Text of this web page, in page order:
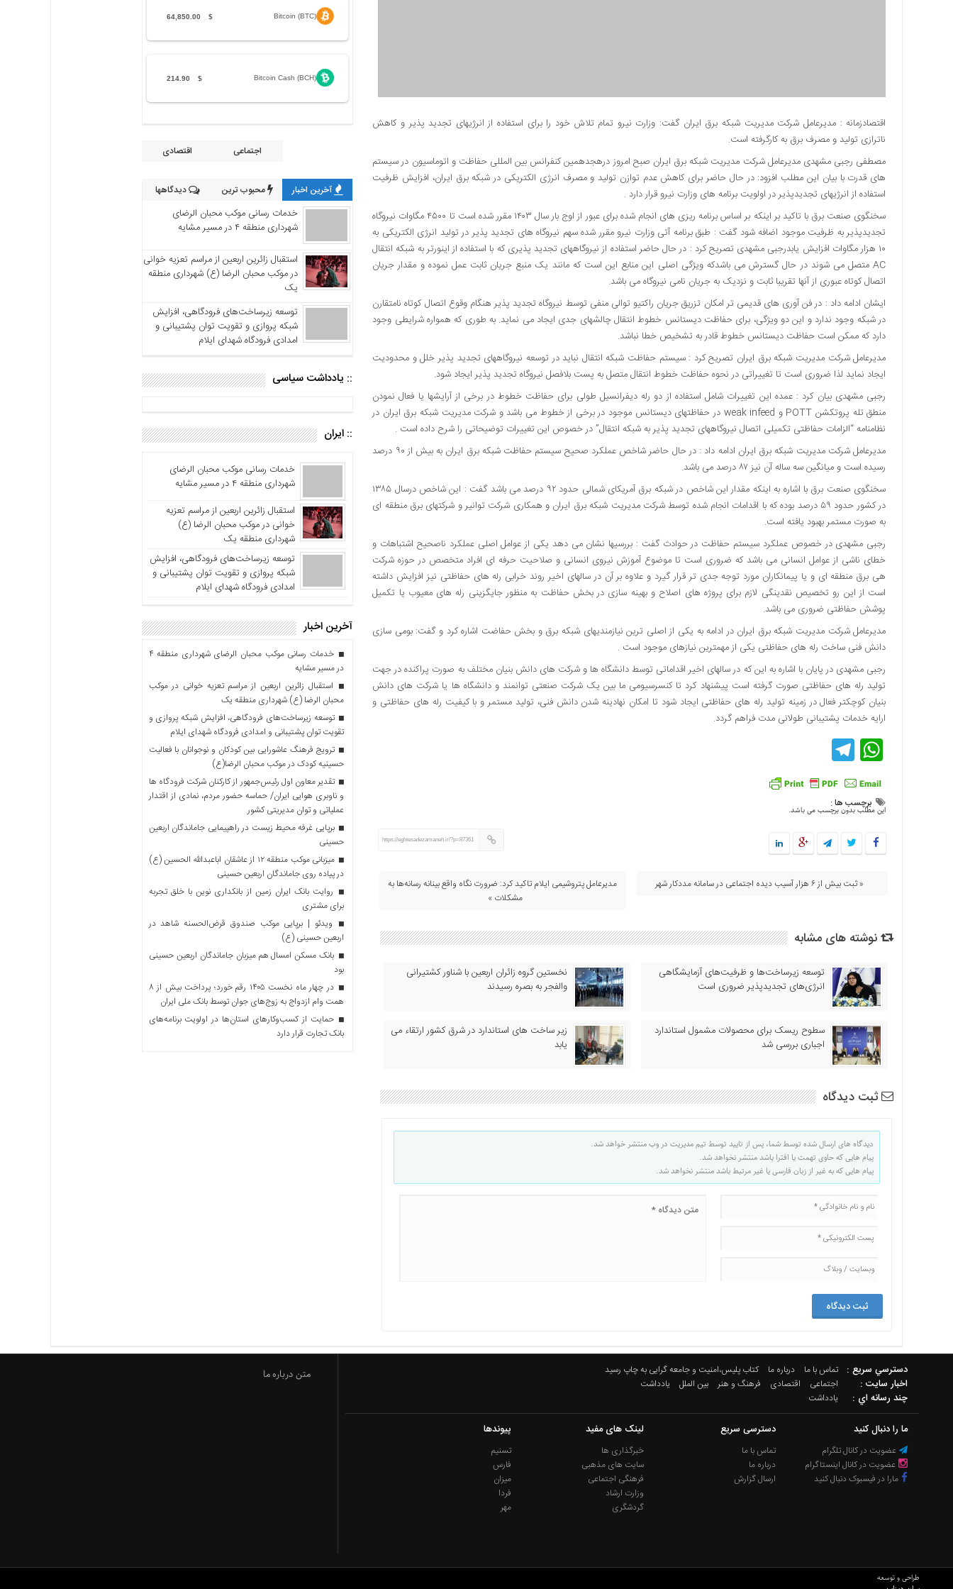
اقتصادزمانه : مدیرعامل شرکت مدیریت شبکه برق ایران گفت: وزارت نیرو تمام تلاش خود را برای استفاده از انرژیهای تجدید پذیر و کاهش
ناترازی تولید و مصرف برق به کارگرفته است.
مصطفی رجبی مشهدی مدیرعامل شرکت مدیریت شبکه برق ایران صبح امروز درهجدهمین کنفرانس بین المللی حفاظت و اتوماسیون در سیستم
های قدرت با بیان این مطلب افزود: در حال حاضر برای کاهش عدم توازن تولید و مصرف انرژی الکتریکی در شبکه برق ایران، افزایش ظرفیت
استفاده از انرژیهای تجدیدپذیر در اولویت برنامه های وزارت نیرو قرار دارد .
سخنگوی صنعت برق با تاکید بر اینکه بر اساس برنامه ریزی های انجام شده برای عبور از اوج بار سال ۱۴۰۳ مقرر شده است تا ۴۵۰۰ مگاوات نیروگاه
تجدیدپذیر به ظرفیت موجود اضافه شود گفت : طبق برنامه آتی وزارت نیرو مقرر شده سهم نیروگاه های تجدید پذیر در تولید انرژی الکتریکی به
۱۰ هزار مگاوات افزایش یابدرجبی مشهدی تصریح کرد : در حال حاضر استفاده از نیروگاههای تجدید پذیری که با استفاده از اینورتر به شبکه انتقال
AC متصل می شوند در حال گسترش می باشدکه ویژگی اصلی این منابع این است که مانند یک منبع جریان ثابت عمل نموده و مقدار جریان
اتصال کوتاه عبوری از آنها تقریبا ثابت و نزدیک به جریان نامی نیروگاه می باشد.
ایشان ادامه داد : در فن آوری های قدیمی تر امکان تزریق جریان راکتیو توالی منفی توسط نیروگاه تجدید پذیر هنگام وقوع اتصال کوتاه نامتقارن
در شبکه وجود ندارد و این دو ویژگی، برای حفاظت دیستانس خطوط انتقال چالشهای جدی ایجاد می نماید. به طوری که همواره شرایطی وجود
دارد که ممکن است حفاظت دیستانس خطوط قادر به تشخیص خطا نباشد.
مدیرعامل شرکت مدیریت شبکه برق ایران تصریح کرد : سیستم حفاظت شبکه انتقال نباید در توسعه نیروگاههای تجدید پذیر خلل و محدودیت
ایجاد نماید لذا ضروری است تا تغییراتی در نحوه حفاظت خطوط انتقال متصل به پست بلافصل نیروگاه تجدید پذیر ایجاد شود.
رجبی مشهدی بیان کرد : عمده این تغییرات شامل استفاده از دو رله دیفرانسیل طولی برای حفاظت خطوط در برخی از آرایشها یا فعال نمودن
منطق تله پروتکشن POTT و weak infeed در حفاظتهای دیستانس موجود در برخی از خطوط می باشد و شرکت مدیریت شبکه برق ایران در
نظامنامه “الزامات حفاظتی تکمیلی اتصال نیروگاههای تجدید پذیر به شبکه انتقال” در خصوص این تغییرات توضیحاتی را شرح داده است .
مدیرعامل شرکت مدیریت شبکه برق ایران ادامه داد : در حال حاضر شاخص عملکرد صحیح سیستم حفاظت شبکه برق ایران به بیش از ۹۰ درصد
رسیده است و میانگین سه ساله آن نیز ۸۷ درصد می باشد.
سخنگوی صنعت برق با اشاره به اینکه مقدار این شاخص در شبکه برق آمریکای شمالی حدود ۹۲ درصد می باشد گفت : این شاخص درسال ۱۳۸۵
در کشور حدود ۵۹ درصد بوده که با اقدامات انجام شده توسط شرکت مدیریت شبکه برق ایران و همکاری شرکت توانیر و شرکتهای برق منطقه ای
به صورت مستمر بهبود یافته است.
رجبی مشهدی در خصوص عملکرد سیستم حفاظت در حوادث گفت : بررسیها نشان می دهد یکی از عوامل اصلی عملکرد ناصحیح اشتباهات و
خطای ناشی از عوامل انسانی می باشد که ضروری است تا موضوع آموزش نیروی انسانی و صلاحیت حرفه ای افراد متخصص در حوزه شرکت
هی برق منطقه ای و یا پیمانکاران مورد توجه جدی تر قرار گیرد و علاوه بر آن در سالهای اخیر روند خرابی رله های حفاظتی نیز افزایش داشته
است از این رو تخصیص نقدینگی لازم برای پروژه های اصلاح و بهینه سازی در بخش حفاظت به منظور جایگزینی رله های معیوب یا تکمیل
پوشش حفاظتی ضروری می باشد.
مدیرعامل شرکت مدیریت شبکه برق ایران در ادامه به یکی از اصلی ترین نیازمندیهای شبکه برق و بخش حفاضت اشاره کرد و گفت: بومی سازی
دانش فنی ساخت رله های حفاظتی یکی از مهمترین نیازهای موجود است .
رجبی مشهدی در پایان با اشاره به این که در سالهای اخیر اقداماتی توسط دانشگاه ها و شرکت های دانش بنیان مختلف به صورت پراکنده در جهت
تولید رله های حفاظتی صورت گرفته است پیشنهاد کرد تا کنسرسیومی ما بین یک شرکت صنعتی توانمند و دانشگاه ها یا شرکت های دانش
بنیان کوچکتر فعال در زمینه تولید رله های حفاظتی ایجاد شود تا امکان نهادینه شدن دانش فنی، تولید مستمر و با کیفیت رله های حفاظتی و
ارایه خدمات پشتیبانی طولانی مدت فراهم گردد.
WhatsApp
Telegram
برچسب ها :
این مطلب بدون برچسب می باشد.
https://eghtesadezamaneh.ir/?p=87361
« ثبت بیش از ۶ هزار آسیب دیده اجتماعی در سامانه مددکار شهر
مدیرعامل پتروشیمی ایلام تاکید کرد: ضرورت نگاه واقع بینانه رسانه‌ها به
مشکلات »
نوشته های مشابه
توسعه زیرساخت‌ها و ظرفیت‌های آزمایشگاهی
انرژی‌های تجدیدپذیر ضروری است
نخستین گروه زائران اربعین با شناور کشتیرانی
والفجر به بصره رسیدند
سطوح ریسک برای محصولات مشمول استاندارد
اجباری بررسی شد
زیر ساخت های استاندارد در شرق کشور ارتقاء می
یابد
ثبت دیدگاه
دیدگاه های ارسال شده توسط شما، پس از تایید توسط تیم مدیریت در وب منتشر خواهد شد.
پیام هایی که حاوی تهمت یا افترا باشد منتشر نخواهد شد.
پیام هایی که به غیر از زبان فارسی یا غیر مرتبط باشد منتشر نخواهد شد.
Bitcoin (BTC)
$
64,850.00
Bitcoin Cash (BCH)
$
214.90
اجتماعی اقتصادی
آخرین اخبار محبوب ترین دیدگاهها
خدمات رسانی موکب محبان الرضای
شهرداری منطقه ۴ در مسیر مشایه
استقبال زائرین اربعین از مراسم تعزیه خوانی
در موکب محبان الرضا (ع) شهرداری منطقه
یک
توسعه زیرساخت‌های فرودگاهی، افزایش
شبکه پروازی و تقویت توان پشتیبانی و
امدادی فرودگاه شهدای ایلام
:: یادداشت سیاسی
:: ایران
خدمات رسانی موکب محبان الرضای
شهرداری منطقه ۴ در مسیر مشایه
استقبال زائرین اربعین از مراسم تعزیه
خوانی در موکب محبان الرضا (ع)
شهرداری منطقه یک
توسعه زیرساخت‌های فرودگاهی، افزایش
شبکه پروازی و تقویت توان پشتیبانی و
امدادی فرودگاه شهدای ایلام
آخرین اخبار
خدمات رسانی موکب محبان الرضای شهرداری منطقه ۴
در مسیر مشایه
استقبال زائرین اربعین از مراسم تعزیه خوانی در موکب
محبان الرضا (ع) شهرداری منطقه یک
توسعه زیرساخت‌های فرودگاهی، افزایش شبکه پروازی و
تقویت توان پشتیبانی و امدادی فرودگاه شهدای ایلام
ترویج فرهنگ عاشورایی بین کودکان و نوجوانان با فعالیت
حسینیه کودک در موکب محبان الرضا(ع)
تقدیر معاون اول رئیس‌جمهور از کارکنان شرکت فرودگاه ها
و ناوبری هوایی ایران/ حماسه حضور مردم، نمادی از اقتدار
عملیاتی و توان مدیریتی کشور
برپایی غرفه محیط زیست در راهپیمایی جاماندگان اربعین
حسینی
میزبانی موکب منطقه ۱۲ از عاشقان اباعبدالله الحسین (ع)
در پیاده روی جاماندگان اربعین حسینی
روایت بانک ایران زمین از بانکداری نوین با خلق تجربه
برای مشتری
ویدئو | برپایی موکب صندوق قرض‌الحسنه شاهد در
اربعین حسینی (ع)
بانک مسکن امسال هم میزبان جاماندگان اربعین حسینی
بود
در چهار ماه نخست ۱۴۰۵ رقم خورد؛ پرداخت بیش از ۸
همت وام ازدواج به زوج‌های جوان توسط بانک ملی ایران
حمایت از کسب‌وکارهای استان‌ها در اولویت برنامه‌های
بانک تجارت قرار دارد
دسترسي سريع : تماس با ما درباره ما کتاب پلیس،امنیت و جامعه گرایی به چاپ رسید
اخبار سایت : اجتماعی اقتصادی فرهنگ و هنر بین الملل یادداشت
چند رسانه اي : یادداشت
ما را دنبال کنید
عضویت در کانال تلگرام
عضویت در کانال اینستاگرام
مارا در فیسبوک دنبال کنید
دسترسی سریع
تماس با ما
درباره ما
ارسال گزارش
لینک های مفید
خبرگذاری ها
سایت های مذهبی
فرهنگی اجتماعی
وزارت ارشاد
گردشگری
پیوندها
تسنیم
فارس
میزان
فردا
مهر
متن درباره ما
طراحی و توسعه